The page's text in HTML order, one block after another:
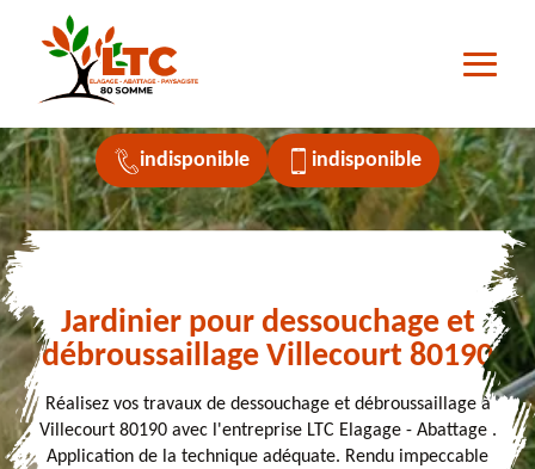
indisponible indisponible
Jardinier pour dessouchage et
débroussaillage Villecourt 80190
Réalisez vos travaux de dessouchage et débroussaillage à
Villecourt 80190 avec l'entreprise LTC Elagage - Abattage .
Application de la technique adéquate. Rendu impeccable